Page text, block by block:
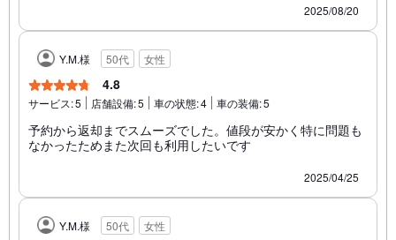
2025/08/20
Y.M.様 50代 女性
4.8
サービス:5 店舗設備:5 車の状態:4 車の装備:5
予約から返却までスムーズでした。値段が安かく特に問題も
なかったためまた次回も利用したいです
2025/04/25
Y.M.様 50代 女性